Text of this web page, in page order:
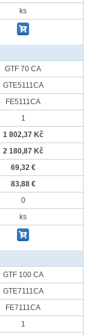
ks
GTF 70 CA
GTE5111CA
FE5111CA
1
1 802,37 Kč
2 180,87 Kč
69,32 €
83,88 €
0
ks
GTF 100 CA
GTE7111CA
FE7111CA
1